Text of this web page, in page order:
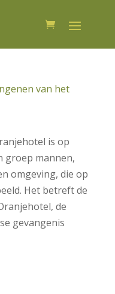
van het
is op
groep mannen,
omgeving, die op
Het betreft de
de
gevangenis